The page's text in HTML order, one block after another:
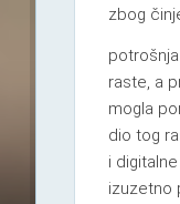
zbog
raste, a
mogla
dio tog
i
izuzetno